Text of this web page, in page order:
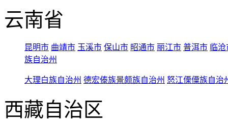
云南省
昆明市 曲靖市 玉溪市 保山市 昭通市 丽江市 普洱市 临
族自治州
大理白族自治州 德宏傣族景颇族自治州 怒江傈僳族自治
西藏自治区